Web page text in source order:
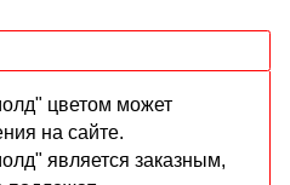
цветом может
на сайте.
является заказным,